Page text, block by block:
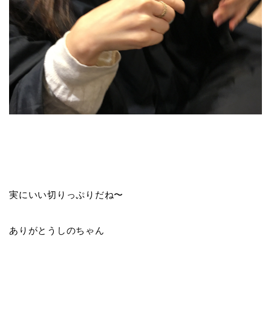
実にいい切りっぷりだね〜
ありがとうしのちゃん